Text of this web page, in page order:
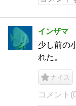
インザマ
少し前の
れた。
ナイス
コメント